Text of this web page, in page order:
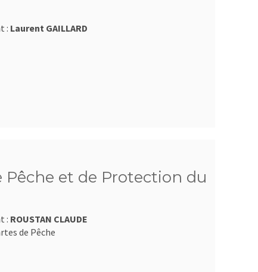
: Laurent GAILLARD
Pêche et de Protection du
: ROUSTAN CLAUDE
de Pêche